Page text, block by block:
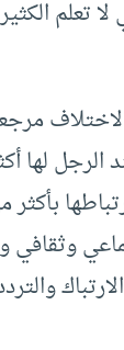
لا تعلم
الرجل لها
وثقافي